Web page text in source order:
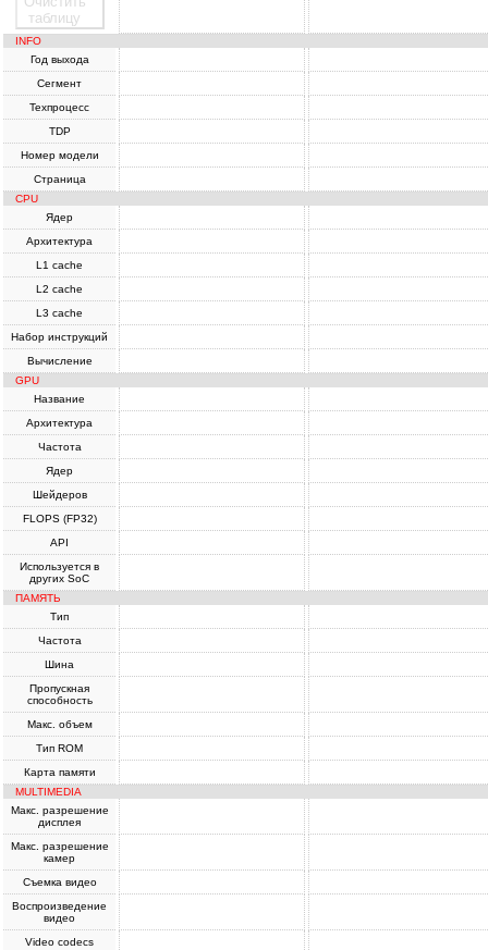
таблицу
INFO
Год выхода
Сегмент
Техпроцесс
TDP
Номер модели
Страница
CPU
Ядер
Архитектура
L1 cache
L2 cache
L3 cache
Набор инструкций
Вычисление
GPU
Название
Архитектура
Частота
Ядер
Шейдеров
FLOPS (FP32)
API
Используется в
других SoC
ПАМЯТЬ
Тип
Частота
Шина
Пропускная
способность
Макс. объем
Тип ROM
Карта памяти
MULTIMEDIA
Макс. разрешение
дисплея
Макс. разрешение
камер
Съемка видео
Воспроизведение
видео
Video codecs